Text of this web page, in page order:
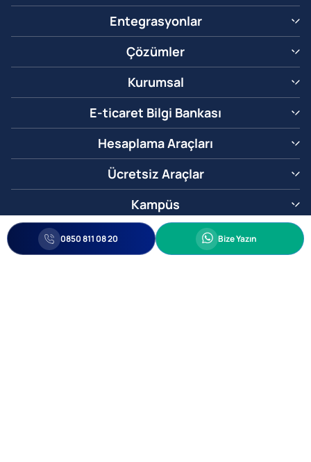
Entegrasyonlar
Çözümler
Kurumsal
E-ticaret Bilgi Bankası
Hesaplama Araçları
Ücretsiz Araçlar
Kampüs
0850 811 08 20 Whatsapp
Bize Yazın
0850 811 08 20